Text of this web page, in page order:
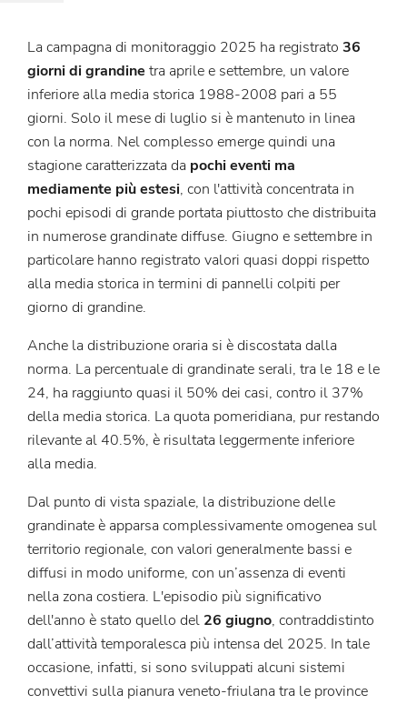
La campagna di monitoraggio 2025 ha registrato 36
giorni di grandine tra aprile e settembre, un valore
inferiore alla media storica 1988-2008 pari a 55
giorni. Solo il mese di luglio si è mantenuto in linea
con la norma. Nel complesso emerge quindi una
stagione caratterizzata da pochi eventi ma
mediamente più estesi, con l'attività concentrata in
pochi episodi di grande portata piuttosto che distribuita
in numerose grandinate diffuse. Giugno e settembre in
particolare hanno registrato valori quasi doppi rispetto
alla media storica in termini di pannelli colpiti per
giorno di grandine.
Anche la distribuzione oraria si è discostata dalla
norma. La percentuale di grandinate serali, tra le 18 e le
24, ha raggiunto quasi il 50% dei casi, contro il 37%
della media storica. La quota pomeridiana, pur restando
rilevante al 40.5%, è risultata leggermente inferiore
alla media.
Dal punto di vista spaziale, la distribuzione delle
grandinate è apparsa complessivamente omogenea sul
territorio regionale, con valori generalmente bassi e
diffusi in modo uniforme, con un’assenza di eventi
nella zona costiera. L'episodio più significativo
dell'anno è stato quello del 26 giugno, contraddistinto
dall’attività temporalesca più intensa del 2025. In tale
occasione, infatti, si sono sviluppati alcuni sistemi
convettivi sulla pianura veneto-friulana tra le province